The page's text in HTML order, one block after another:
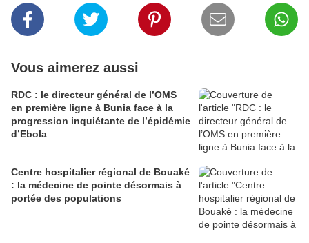
Vous aimerez aussi
RDC : le directeur général de l’OMS
en première ligne à Bunia face à la
progression inquiétante de l’épidémie
d’Ebola
Centre hospitalier régional de Bouaké
: la médecine de pointe désormais à
portée des populations